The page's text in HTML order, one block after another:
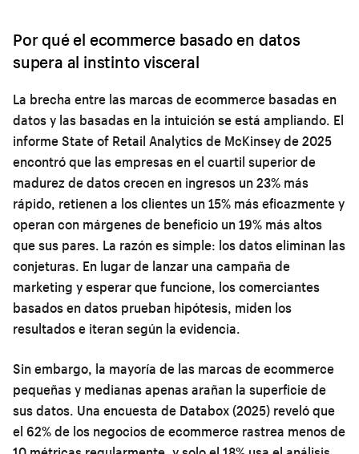
Por qué el ecommerce basado en datos
supera al instinto visceral
La brecha entre las marcas de ecommerce basadas en
datos y las basadas en la intuición se está ampliando. El
informe State of Retail Analytics de McKinsey de 2025
encontró que las empresas en el cuartil superior de
madurez de datos crecen en ingresos un 23% más
rápido, retienen a los clientes un 15% más eficazmente y
operan con márgenes de beneficio un 19% más altos
que sus pares. La razón es simple: los datos eliminan las
conjeturas. En lugar de lanzar una campaña de
marketing y esperar que funcione, los comerciantes
basados en datos prueban hipótesis, miden los
resultados e iteran según la evidencia.
Sin embargo, la mayoría de las marcas de ecommerce
pequeñas y medianas apenas arañan la superficie de
sus datos. Una encuesta de Databox (2025) reveló que
el 62% de los negocios de ecommerce rastrea menos de